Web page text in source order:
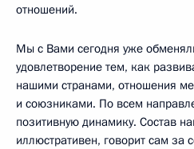
отношений.
Мы с Вами сегодня уже
удовлетворение тем, как
нашими странами, отношения
и союзниками. По всем
позитивную динамику. Состав
иллюстративен, говорит сам за